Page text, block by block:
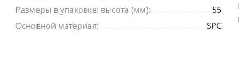
Размеры в упаковке: высота (мм):
55
Основной материал:
SPC